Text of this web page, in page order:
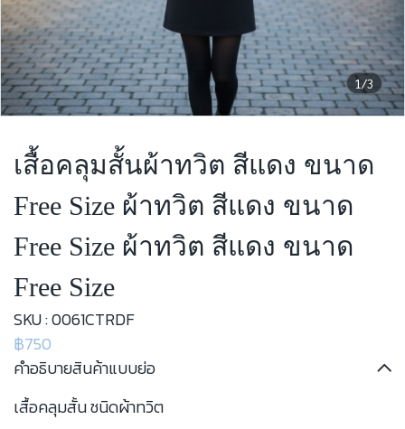
1/3
เสื้อคลุมสั้นผ้าทวิต สีแดง ขนาด
Free Size ผ้าทวิต สีแดง ขนาด
Free Size ผ้าทวิต สีแดง ขนาด
Free Size
SKU : 0061CTRDF
฿750
คำอธิบายสินค้าแบบย่อ
เสื้อคลุมสั้น ชนิดผ้าทวิต